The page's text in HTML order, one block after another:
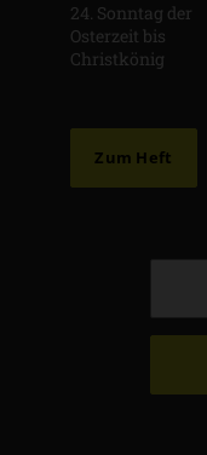
24. Sonntag der
Osterzeit bis
Christkönig
Zum Heft